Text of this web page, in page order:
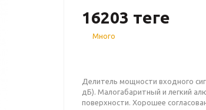
16203 теңге
Много
Делитель мощности входного
дБ). Малогабаритный и легкий
поверхности. Хорошее